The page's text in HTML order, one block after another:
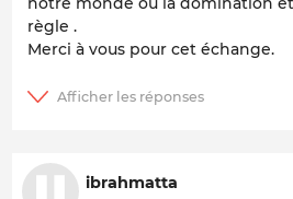
règle .
Merci à vous pour cet échange.
ibrahmatta